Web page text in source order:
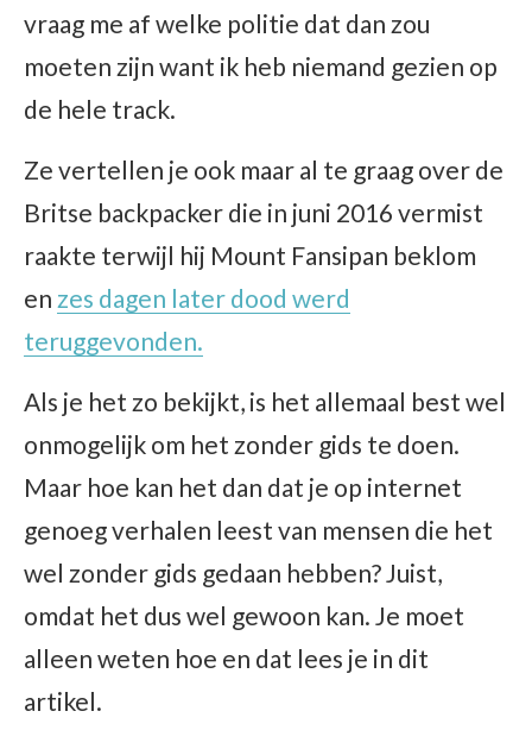
vraag me af welke politie dat dan zou
moeten zijn want ik heb niemand gezien op
de hele track.
Ze vertellen je ook maar al te graag over de
Britse backpacker die in juni 2016 vermist
raakte terwijl hij Mount Fansipan beklom
en zes dagen later dood werd
teruggevonden.
Als je het zo bekijkt, is het allemaal best wel
onmogelijk om het zonder gids te doen.
Maar hoe kan het dan dat je op internet
genoeg verhalen leest van mensen die het
wel zonder gids gedaan hebben? Juist,
omdat het dus wel gewoon kan. Je moet
alleen weten hoe en dat lees je in dit
artikel.